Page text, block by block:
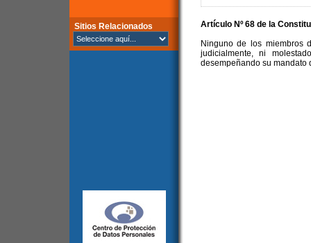
Sitios Relacionados
Artículo Nº 68 de la
Ninguno de los miembros
judicialmente, ni
desempeñando su mandato